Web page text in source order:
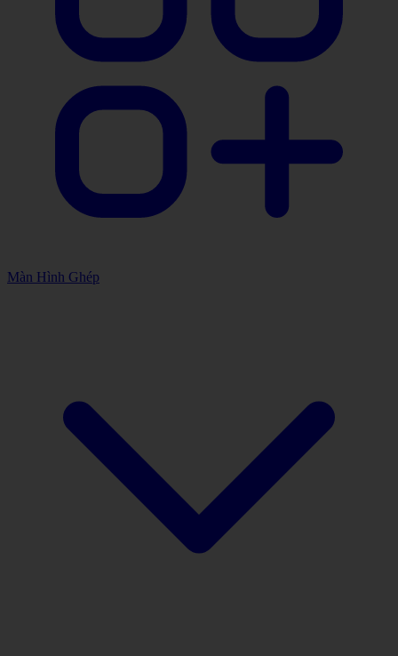
Màn Hình Ghép